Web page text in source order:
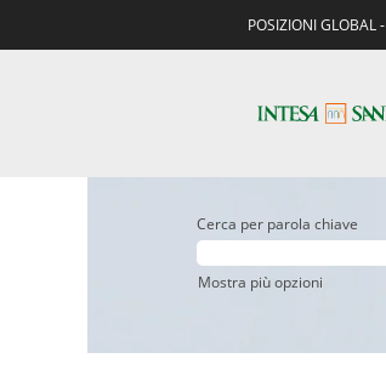
POSIZIONI GLOBAL
Cerca per parola chiave
Mostra più opzioni